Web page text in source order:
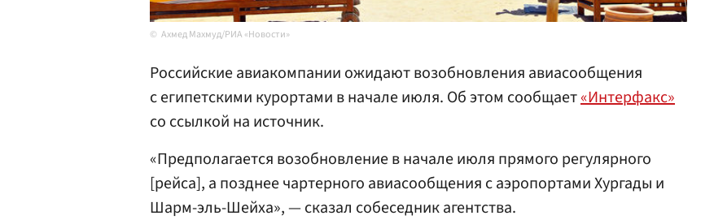
Ахмед Махмуд/РИА «Новости»
Российские авиакомпании ожидают возобновления авиасообщения
с египетскими курортами в начале июля. Об этом сообщает«Интерфакс»
со ссылкой на источник.
«Предполагается возобновление в начале июля прямого регулярного
[рейса], а позднее чартерного авиасообщения с аэропортами Хургады и
Шарм-эль-Шейха», — сказал собеседник агентства.